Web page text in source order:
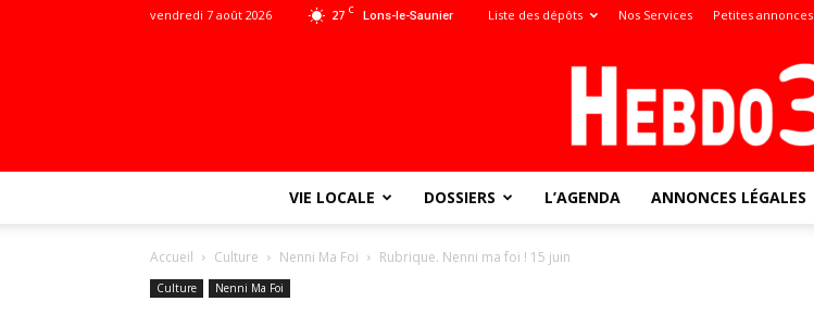
27 C Lons-le-Saunier
vendredi 7 août 2026 Liste des dépôts Nos Services Petites annonces
VIE LOCALE DOSSIERS L’AGENDA ANNONCES LÉGALES
Accueil Culture Nenni Ma Foi Rubrique. Nenni ma foi ! 15 juin
Culture Nenni Ma Foi